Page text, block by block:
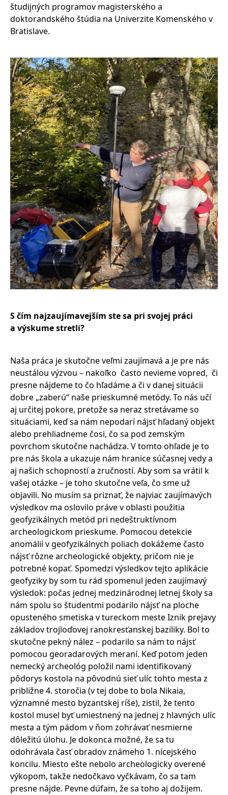
študijných programov magisterského a
doktorandského štúdia na Univerzite Komenského v
Bratislave.
S čím najzaujímavejším ste sa pri svojej práci
a výskume stretli?
Naša práca je skutočne veľmi zaujímavá a je pre nás
neustálou výzvou – nakoľko často nevieme vopred, či
presne nájdeme to čo hľadáme a či v danej situácii
dobre „zaberú“ naše prieskumné metódy. To nás učí
aj určitej pokore, pretože sa neraz stretávame so
situáciami, keď sa nám nepodarí nájsť hľadaný objekt
alebo prehliadneme čosi, čo sa pod zemským
povrchom skutočne nachádza. V tomto ohľade je to
pre nás škola a ukazuje nám hranice súčasnej vedy a
aj našich schopností a zručností. Aby som sa vrátil k
vašej otázke – je toho skutočne veľa, čo sme už
objavili. No musím sa priznať, že najviac zaujímavých
výsledkov ma oslovilo práve v oblasti použitia
geofyzikálnych metód pri nedeštruktívnom
archeologickom prieskume. Pomocou detekcie
anomálií v geofyzikálnych poliach dokážeme často
nájsť rôzne archeologické objekty, pričom nie je
potrebné kopať. Spomedzi výsledkov tejto aplikácie
geofyziky by som tu rád spomenul jeden zaujímavý
výsledok: počas jednej medzinárodnej letnej školy sa
nám spolu so študentmi podarilo nájsť na ploche
opusteného smetiska v tureckom meste Iznik prejavy
základov trojloďovej ranokresťanskej baziliky. Bol to
skutočne pekný nález – podarilo sa nám to nájsť
pomocou georadarových meraní. Keď potom jeden
nemecký archeológ položil nami identifikovaný
pôdorys kostola na pôvodnú sieť ulíc tohto mesta z
približne 4. storočia (v tej dobe to bola Nikaia,
významné mesto byzantskej ríše), zistil, že tento
kostol musel byť umiestnený na jednej z hlavných ulíc
mesta a tým pádom v ňom zohrávať nesmierne
dôležitú úlohu. Je dokonca možné, že sa tu
odohrávala časť obradov známeho 1. nícejského
koncilu. Miesto ešte nebolo archeologicky overené
výkopom, takže nedočkavo vyčkávam, čo sa tam
presne nájde. Pevne dúfam, že sa toho aj dožijem.